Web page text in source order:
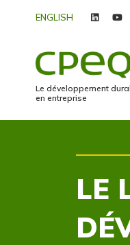
ENGLISH linkedin
Le développement
en entreprise
LE